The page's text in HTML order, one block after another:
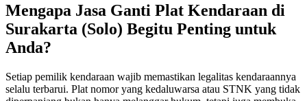
Mengapa Jasa Ganti Plat Kendaraan di
Surakarta (Solo) Begitu Penting untuk
Anda?
Setiap pemilik kendaraan wajib memastikan legalitas kendaraannya
selalu terbarui. Plat nomor yang kedaluwarsa atau STNK yang tidak